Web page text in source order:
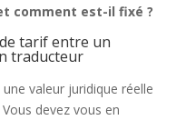
comment est-il fixé ?
tarif entre un
traducteur
valeur juridique réelle
devez vous en